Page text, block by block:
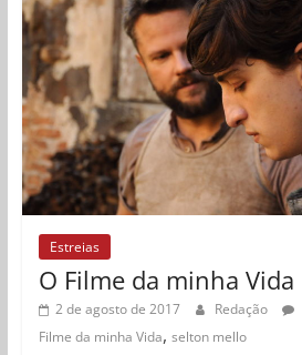
Estreias
O Filme da minha Vida
2 de agosto de 2017 Redação
Filme da minha Vida, selton mello